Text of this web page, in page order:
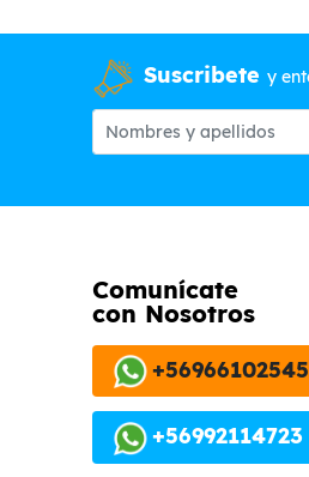
Suscribete y
Comunícate
con Nosotros
+56966102545
+56992114723